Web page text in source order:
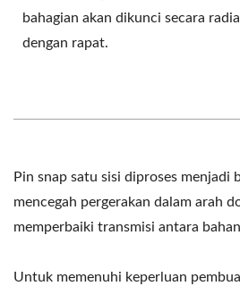
bahagian akan dikunci secara
dengan rapat.
Pin snap satu sisi diproses menjadi
mencegah pergerakan dalam arah
memperbaiki transmisi antara
Untuk memenuhi keperluan